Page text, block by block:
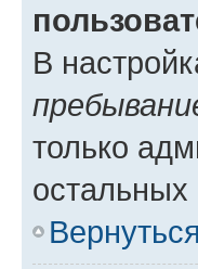
В
только